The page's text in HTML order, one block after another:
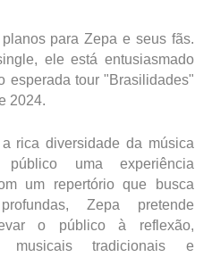
para Zepa e seus fãs.
ele está entusiasmado
esperada tour "Brasilidades"
2024.
rica diversidade da música
uma experiência
um repertório que busca
Zepa pretende
o público à reflexão,
musicais tradicionais e